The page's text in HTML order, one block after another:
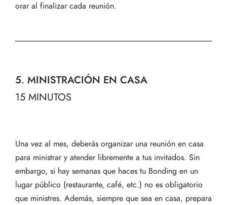
orar al finalizar cada reunión.
5. MINISTRACIÓN EN CASA
15 MINUTOS
Una vez al mes, deberás organizar una reunión en casa
para ministrar y atender libremente a tus invitados. Sin
embargo, si hay semanas que haces tu Bonding en un
lugar público (restaurante, café, etc.) no es obligatorio
que ministres. Además, siempre que sea en casa, prepara